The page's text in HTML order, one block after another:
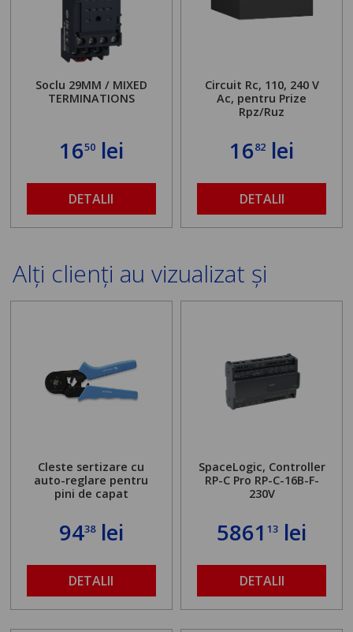
Soclu 29MM / MIXED
TERMINATIONS
1650lei
DETALII
Circuit Rc, 110, 240 V
Ac, pentru Prize
Rpz/Ruz
1682 lei
DETALII
Alți clienți au vizualizat și
Cleste sertizare cu
auto-reglare pentru
pini de capat
9438lei
DETALII
SpaceLogic, Controller
RP-C Pro RP-C-16B-F-
230V
586113 lei
DETALII